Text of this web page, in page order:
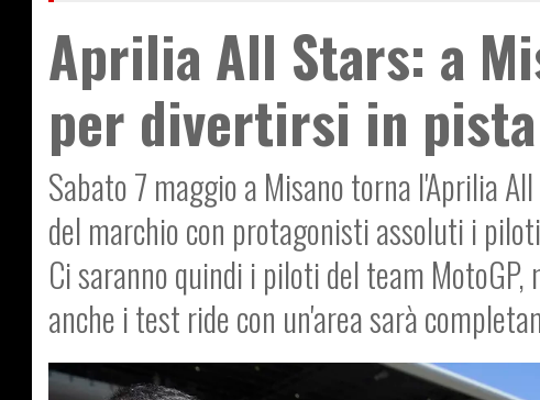
Aprilia All Stars: a
per divertirsi in pista
Sabato 7 maggio a Misano torna l'Aprilia
del marchio con protagonisti assoluti i
Ci saranno quindi i piloti del team
anche i test ride con un'area sarà